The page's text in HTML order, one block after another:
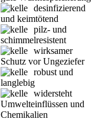
desinfizierend
und keimtötend
pilz- und
schimmelresistent
wirksamer
Schutz vor Ungeziefer
robust und
langlebig
widersteht
Umwelteinflüssen und
Chemikalien